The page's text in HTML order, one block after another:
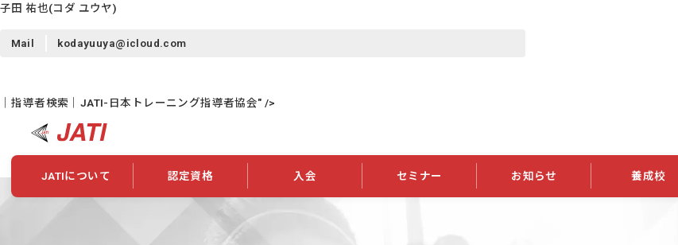
子田 祐也(コダ ユウヤ)
Mail kodayuuya@icloud.com
｜指導者検索｜JATI-日本トレーニング指導者協会" />
JATIについて
JATIについて
JATIの発行物
認定資格
資格について
資格の更新
入会 セミナー お知らせ 養成校
学会概要
申し合わせ
学会大会